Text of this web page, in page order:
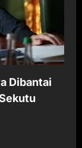
Dibantai